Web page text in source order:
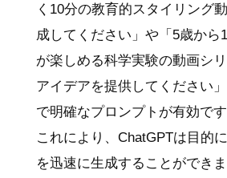
く10分の教育的スタイリング
成してください」や「5歳から
が楽しめる科学実験の動画シ
アイデアを提供してください
で明確なプロンプトが有効です
これにより、ChatGPTは目的
を迅速に生成することができま